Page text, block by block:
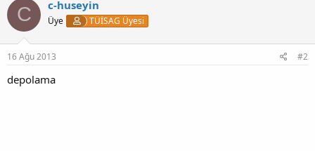
i
l
e
r
:
C c-huseyin
Üye TÜİSAG Üyesi
16 Ağu 2013 #2
depolama